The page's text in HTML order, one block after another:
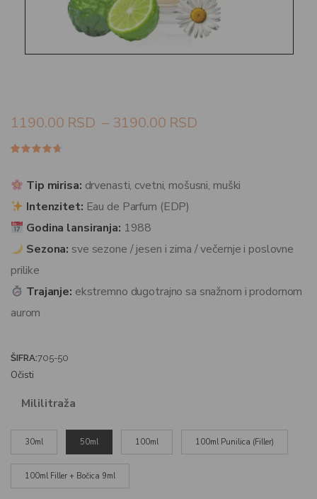
1190.00 RSD – 3190.00 RSD
5 na
osnovu
kupca
Tip mirisa: drvenasti, cvetni, mošusni, muški
Intenzitet: Eau de Parfum (EDP)
Godina lansiranja: 1988
Sezona: sve sezone / jesen i zima / večernje i poslovne
prilike
Trajanje: ekstremno dugotrajno sa snažnom i prodornom
aurom
ŠIFRA:705-50
Mililitraža
30ml 50ml 100ml 100ml Punilica (Filler)
100ml Filler + Bočica 9ml
Očisti